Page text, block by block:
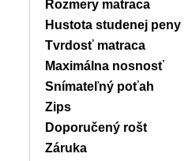
Rozmery matraca
Hustota studenej peny
Tvrdosť matraca
Maximálna nosnosť
Snímateľný poťah
Zips
Doporučený rošt
Záruka